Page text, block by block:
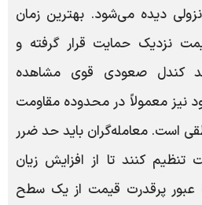
دیده می‌شود. بهترین زمان
نزدیک حمایت قرار گرفته و
کندل صعودی قوی مشاهده
نیز معمولاً در محدوده مقاومت
است. معامله‌گران باید حد ضرر
تنظیم کنند تا از افزایش زیان
پرقدرت قیمت از یک سطح